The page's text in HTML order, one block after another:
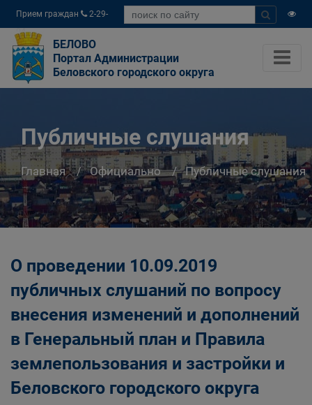
Прием граждан
2-29-
04
БЕЛОВО
Портал Администрации
Беловского городского округа
Публичные слушания
Главная Официально Публичные слушания
О проведении 10.09.2019
публичных слушаний по вопросу
внесения изменений и дополнений
в Генеральный план и Правила
землепользования и застройки и
Беловского городского округа